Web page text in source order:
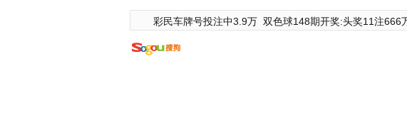
彩民车牌号投注中3.9万 双色球148期开奖:头奖11注666